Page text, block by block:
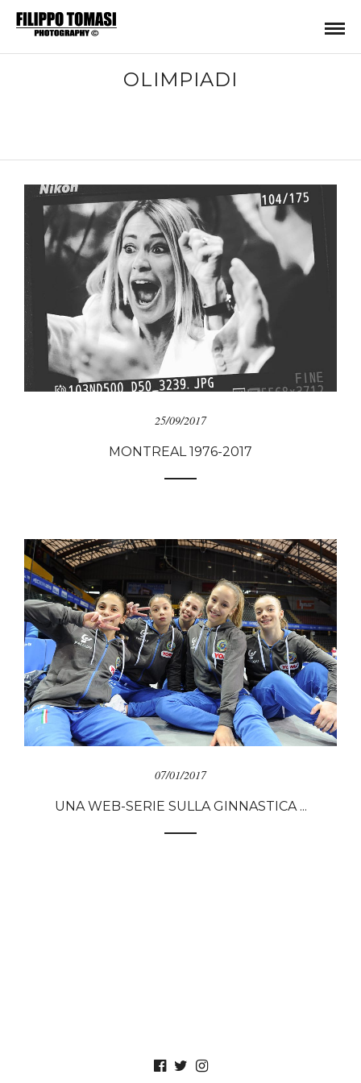
OLIMPIADI
25/09/2017
MONTREAL 1976-2017
07/01/2017
UNA WEB-SERIE SULLA GINNASTICA ...